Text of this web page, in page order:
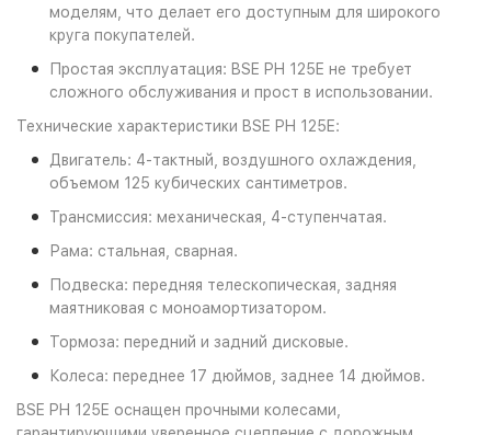
моделям, что делает его доступным для широкого
круга покупателей.
Простая эксплуатация: BSE PH 125E не требует
сложного обслуживания и прост в использовании.
Технические характеристики BSE PH 125E:
Двигатель: 4-тактный, воздушного охлаждения,
объемом 125 кубических сантиметров.
Трансмиссия: механическая, 4-ступенчатая.
Рама: стальная, сварная.
Подвеска: передняя телескопическая, задняя
маятниковая с моноамортизатором.
Тормоза: передний и задний дисковые.
Колеса: переднее 17 дюймов, заднее 14 дюймов.
BSE PH 125E оснащен прочными колесами,